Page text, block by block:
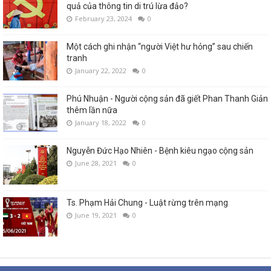
quả của thông tin di trú lừa đảo?
February 23, 2024 0
Một cách ghi nhận “người Việt hư hỏng” sau chiến
tranh
January 22, 2022 0
Phú Nhuận - Người cộng sản đã giết Phan Thanh Giản
thêm lần nữa
January 18, 2022 0
Nguyễn Đức Hạo Nhiên - Bệnh kiêu ngạo cộng sản
June 28, 2021 0
Ts. Phạm Hải Chung - Luật rừng trên mạng
June 19, 2021 0